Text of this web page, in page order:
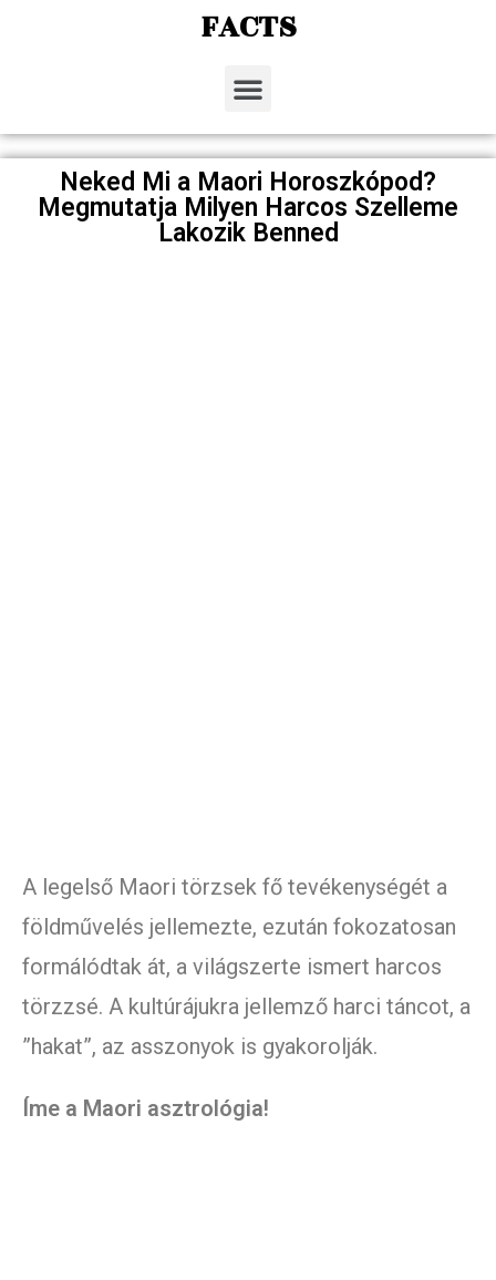
FACTS
Neked Mi a Maori Horoszkópod?
Megmutatja Milyen Harcos Szelleme
Lakozik Benned
A legelső Maori törzsek fő tevékenységét a
földművelés jellemezte, ezután fokozatosan
formálódtak át, a világszerte ismert harcos
törzzsé. A kultúrájukra jellemző harci táncot, a
”hakat”, az asszonyok is gyakorolják.
Íme a Maori asztrológia!